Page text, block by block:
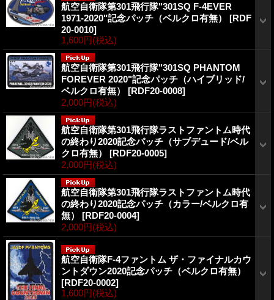
航空自衛隊第301飛行隊"301SQ F-4EVER
1971-2020"記念パッチ（ベルクロ有無） [RDF
20-0010]
1,600円(税込)
航空自衛隊第301飛行隊"301SQ PHANTOM
FOREVER 2020"記念パッチ（ハイブリッド/
ベルクロ有無） [RDF20-0008]
2,000円(税込)
航空自衛隊第301飛行隊ラストファントム時代
の終わり2020記念パッチ（サブデュード/ベル
クロ有無） [RDF20-0005]
2,000円(税込)
航空自衛隊第301飛行隊ラストファントム時代
の終わり2020記念パッチ（カラー/ベルクロ有
無） [RDF20-0004]
2,000円(税込)
航空自衛隊F-4ファントム ザ・ファイナルカウ
ントダウン2020記念パッチ（ベルクロ有無）
[RDF20-0002]
1,600円(税込)